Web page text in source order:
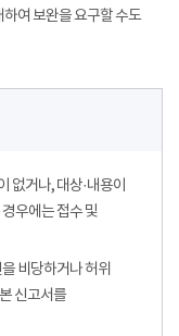
여 보완을 요구할 수도
없거나, 대상·내용이
우에는 접수 및
비당하거나 허위
신고서를